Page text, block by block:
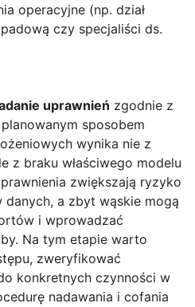
operacyjne (np. dział
czy specjaliści ds.
uprawnień zgodnie z
sposobem
wynika nie z
z braku właściwego modelu
zwiększają ryzyko
a zbyt wąskie mogą
i wprowadzać
Na tym etapie warto
zweryfikować
konkretnych czynności w
nadawania i cofania